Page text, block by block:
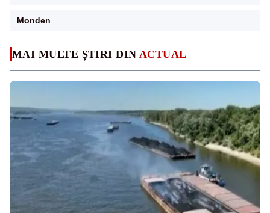
MAI MULTE ȘTIRI DIN ACTUAL
Monden